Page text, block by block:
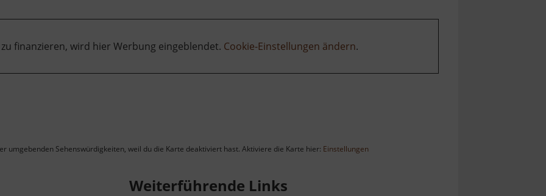
finanzieren, wird hier Werbung eingeblendet. Cookie-Einstellungen ändern.
umgebenden Sehenswürdigkeiten, weil du die Karte deaktiviert hast. Aktiviere die Karte hier: Einstellungen
Weiterführende Links